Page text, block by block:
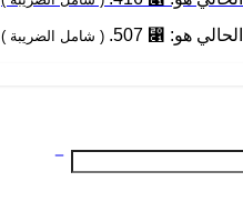
هو: ⃁ 507. ( شامل الضريبة )